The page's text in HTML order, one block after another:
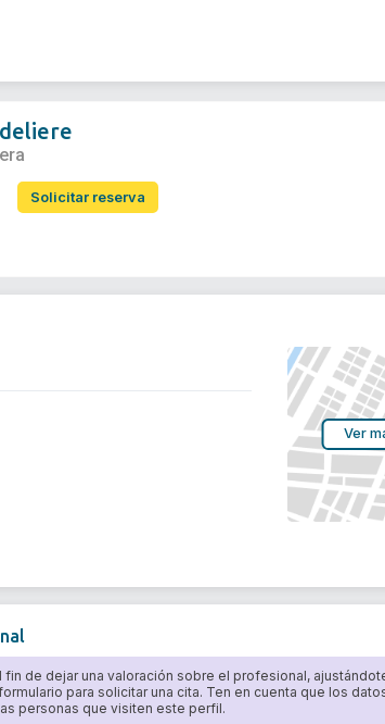
Solicitar reserva
Ver
de dejar una valoración sobre el profesional,
para solicitar una cita. Ten en cuenta que los
personas que visiten este perfil.